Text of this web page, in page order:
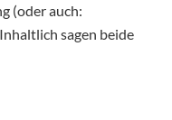
(oder auch:
sagen beide